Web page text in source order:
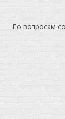
По вопросам